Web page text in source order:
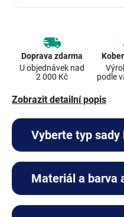
Zobrazit detailní popis
Vyberte typ sady
Kompletní sada
Materiál a barva
Doprava zdarma
U objednávek nad
2 000 Kč
podle